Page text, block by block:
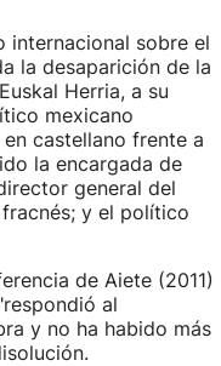
sobre el
la desaparición de la
Herria, a su
mexicano
castellano frente a
la encargada de
general del
y el político
de Aiete (2011)
al
y no ha habido más